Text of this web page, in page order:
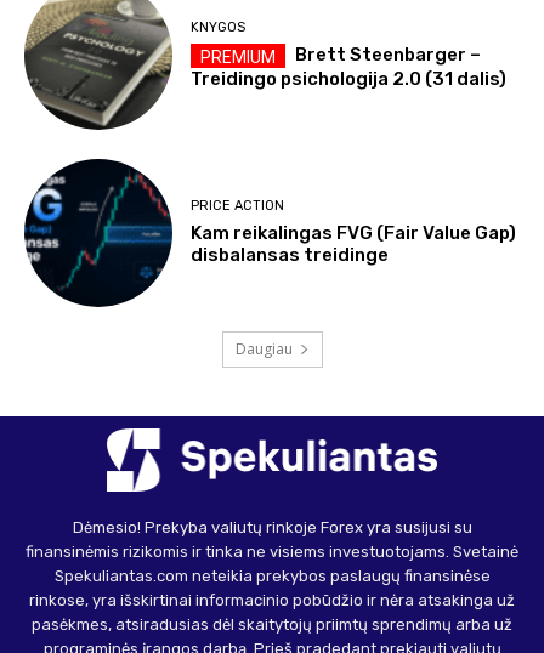
KNYGOS
Brett Steenbarger –
Treidingo psichologija 2.0 (31 dalis)
PRICE ACTION
Kam reikalingas FVG (Fair Value Gap)
disbalansas treidinge
Daugiau
Dėmesio! Prekyba valiutų rinkoje Forex yra susijusi su
finansinėmis rizikomis ir tinka ne visiems investuotojams. Svetainė
Spekuliantas.com neteikia prekybos paslaugų finansinėse
rinkose, yra išskirtinai informacinio pobūdžio ir nėra atsakinga už
pasėkmes, atsiradusias dėl skaitytojų priimtų sprendimų arba už
programinės įrangos darbą. Prieš pradedant prekiauti valiutų